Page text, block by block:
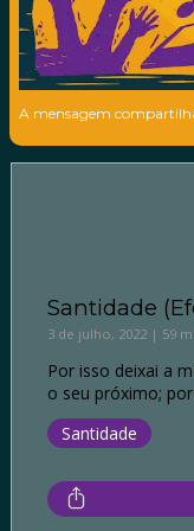
A mensagem
Santidade
3 de julho, 2022 | 59
Por isso deixai a
o seu próximo;
Santidade